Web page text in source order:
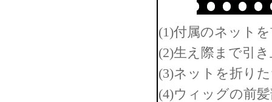
(1)付属のネット
(2)生え際まで引
(3)ネットを折り
(4)ウィッグの前